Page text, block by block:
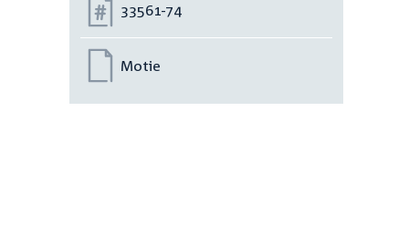
Nummer:
33561-74
Motie